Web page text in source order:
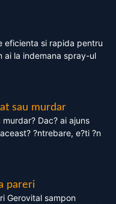
eficienta si rapida pentru
ai la indemana spray-ul
sau murdar
Dac? ai ajuns
?ntrebare, e?ti ?n
pareri
Gerovital sampon